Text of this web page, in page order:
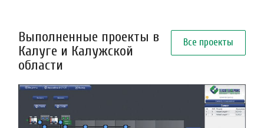
Все проекты
Выполненные проекты в
Калуге и Калужской
области